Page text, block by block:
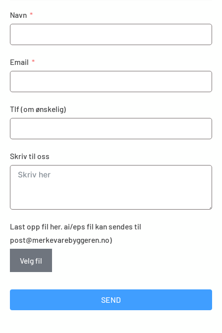
Navn
Email
Tlf (om ønskelig)
Skriv til oss
Last opp fil her. ai/eps fil kan sendes til
post@merkevarebyggeren.no)
Velg fil
SEND